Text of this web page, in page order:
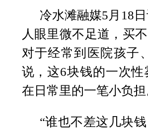
冷水滩融媒5月18
人眼里微不足道，买
对于经常到医院孩子
说，这6块钱的一次
在日常里的一笔小负
“谁也不差这几块